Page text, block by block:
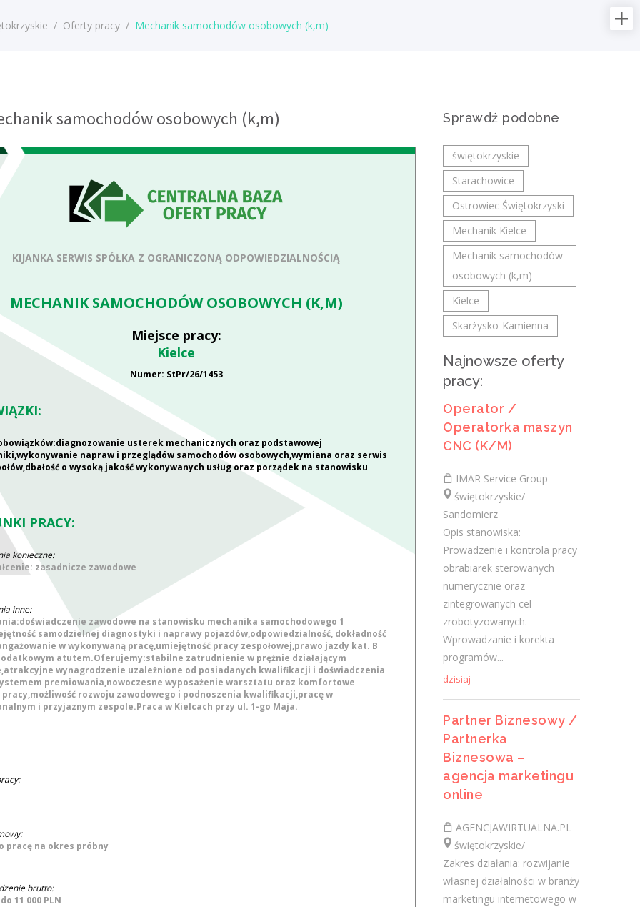
IMAR Service Group
Opis stanowiska: Prowadzenie i kontrola
pracy obrabiarek sterowanych
numerycznie oraz zintegrowanych cel
zrobotyzowanych. Wprowadzanie i korekta
programów...
Partner Biznesowy /
Partnerka Biznesowa –
agencja marketingu online
AGENCJAWIRTUALNA.PL
świętokrzyskie/
działalności w branży marketingu
internetowego w oparciu o model
franczyzowy; pozyskiwanie klientów
biznesowych i...
Pracownik ogólnobudowlany (
k/m)
Saimir Dokle SAM-BUD
świętokrzyskie/ Sandomierz
- wykonywanie prac budowlanych tj.
kładzenie płytek, malowanie,
szpachlowanie, docieplenie budynków,
wymiana elewacji - praca w godz. 7.00-
17.00- praca na...
wczoraj
Wulkanizator
świętokrzyskie/ Sandomierz
- wymiana opon- naprawa opon-
wyważanie kół- praca w godz. 8.00-16.00
Wymagania konieczne: Uprawnienia:
Prawo jazdy kat. B Wymagania inne: -
/ Oferty pracy/ Mechanik samochodów osobowych (k,m)
samochodów osobowych (k,m)
KIJANKA SERWIS SPÓŁKA Z OGRANICZONĄ ODPOWIEDZIALNOŚCIĄ
MECHANIK SAMOCHODÓW OSOBOWYCH (K,M)
Miejsce pracy:
Kielce
Numer: StPr/26/1453
usterek mechanicznych oraz podstawowej
napraw i przeglądów samochodów osobowych,wymiana oraz serwis
o wysoką jakość wykonywanych usług oraz porządek na stanowisku
PRACY:
konieczne:
zasadnicze zawodowe
inne:
zawodowe na stanowisku mechanika samochodowego 1
samodzielnej diagnostyki i naprawy pojazdów,odpowiedzialność, dokładność
w wykonywaną pracę,umiejętność pracy zespołowej,prawo jazdy kat. B
atutem.Oferujemy:stabilne zatrudnienie w prężnie działającym
wynagrodzenie uzależnione od posiadanych kwalifikacji i doświadczenia
premiowania,nowoczesne wyposażenie warsztatu oraz komfortowe
rozwoju zawodowego i podnoszenia kwalifikacji,pracę w
i przyjaznym zespole.Praca w Kielcach przy ul. 1-go Maja.
pracę na okres próbny
brutto:
11 000 PLN
Sprawdź podobne
świętokrzyskie
Starachowice
Ostrowiec Świętokrzyski
Mechanik Kielce
Mechanik samochodów
osobowych (k,m)
Kielce
Skarżysko-Kamienna
Najnowsze oferty
pracy:
Operator /
Operatorka maszyn
CNC (K/M)
IMAR Service Group
świętokrzyskie/
Sandomierz
Opis stanowiska:
Prowadzenie i kontrola pracy
obrabiarek sterowanych
numerycznie oraz
zintegrowanych cel
zrobotyzowanych.
Wprowadzanie i korekta
programów...
dzisiaj
Partner Biznesowy /
Partnerka
Biznesowa –
agencja marketingu
online
AGENCJAWIRTUALNA.PL
świętokrzyskie/
Zakres działania: rozwijanie
własnej działalności w branży
marketingu internetowego w